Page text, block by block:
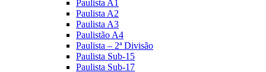
Paulista A1
Paulista A2
Paulista A3
Paulistão A4
Paulista – 2ª Divisão
Paulista Sub-15
Paulista Sub-17